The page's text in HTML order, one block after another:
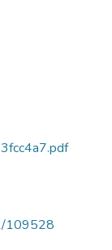
109528